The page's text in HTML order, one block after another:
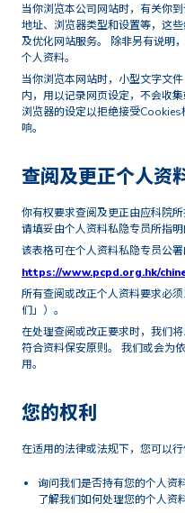
当你浏览本公司网站时，有关你
地址、浏览器类型和设置等，这
及优化网站服务。 除非另有说明
个人资料。
当你浏览本网站时，小型文字文
内，用以记录网页设定，不会收
浏览器的设定以拒绝接受
响。
查阅及更正个人资
你有权要求查阅及更正由应科院
请填妥由个人资料私隐专员所指明
该表格可在个人资料私隐专员公
https://www.pcpd.org.hk/
所有查阅或改正个人资料要求必
们」）。
在处理查阅或改正要求时，我们
符合资料保安原则。 我们或会为
用。
您的权利
在适用的法律或法规下，您可以行
询问我们是否持有您的个人资
了解我们如何处理您的个人资料